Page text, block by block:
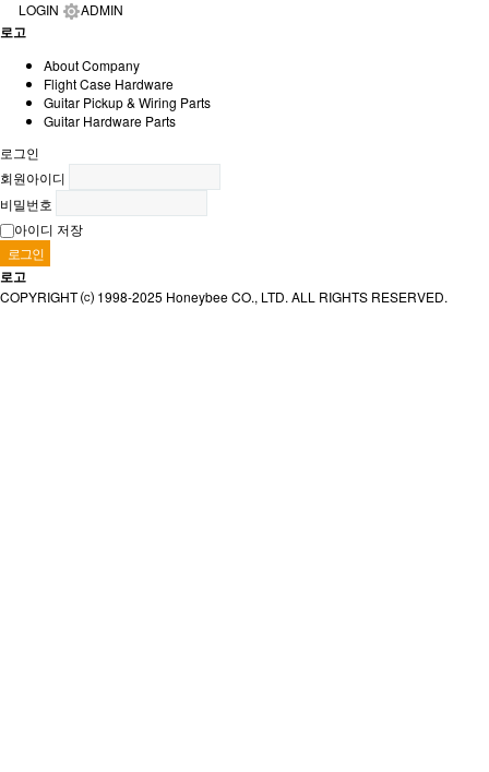
LOGIN ADMIN
로고
About Company
Flight Case Hardware
Guitar Pickup & Wiring Parts
Guitar Hardware Parts
로그인
회원아이디
비밀번호
아이디 저장
로고
COPYRIGHT ⒞ 1998-2025 Honeybee CO., LTD. ALL RIGHTS RESERVED.